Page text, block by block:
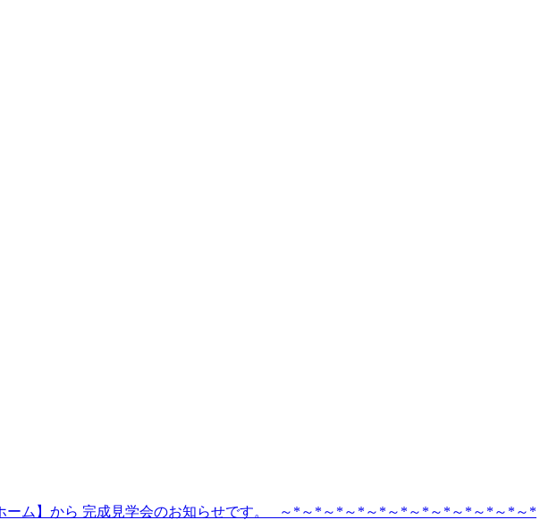
ーム】から 完成見学会のお知らせです。 ～*～*～*～*～*～*～*～*～*～*～*～*